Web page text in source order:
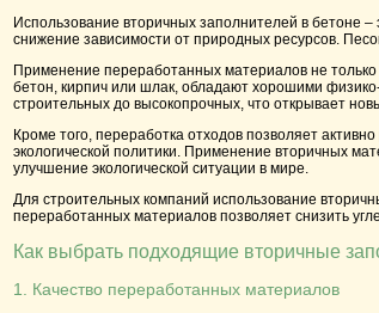
Использование вторичных заполнителей в бетоне
снижение зависимости от природных ресурсов.
Применение переработанных материалов не
бетон, кирпич или шлак, обладают хорошими
строительных до высокопрочных, что открывает
Кроме того, переработка отходов позволяет
экологической политики. Применение вторичных
улучшение экологической ситуации в мире.
Для строительных компаний использование
переработанных материалов позволяет снизить
Как выбрать подходящие вторичные
1. Качество переработанных материалов